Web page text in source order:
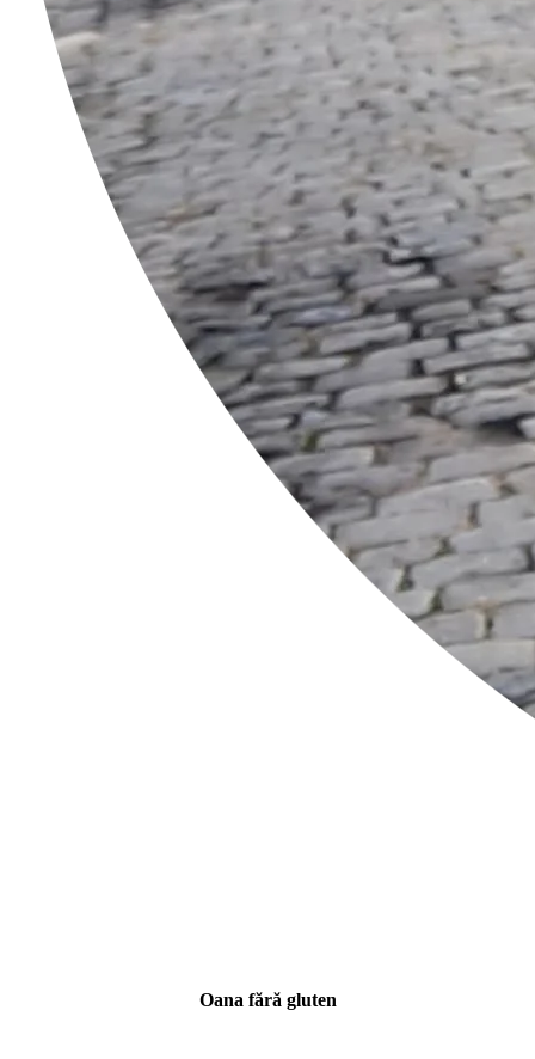
Oana fără gluten